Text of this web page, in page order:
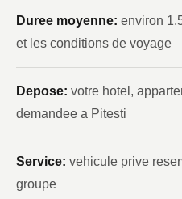
Duree moyenne: environ
et les conditions de voyage
Depose: votre hotel,
demandee a Pitesti
Service: vehicule prive
groupe